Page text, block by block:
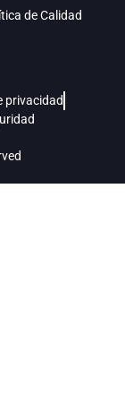
de Calidad
privacidad